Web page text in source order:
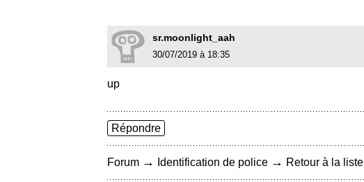
sr.moonlight_aah
30/07/2019 à 18:35
up
Répondre
Forum → Identification de police → Retour à la liste